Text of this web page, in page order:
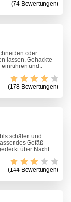
(74 Bewertungen)
oder
lassen. Gehackte
einrühren und...
(178 Bewertungen)
schälen und
Gefäß
über Nacht...
(144 Bewertungen)